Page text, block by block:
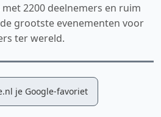
met 2200 deelnemers en ruim
grootste evenementen voor
ter wereld.
je Google-favoriet